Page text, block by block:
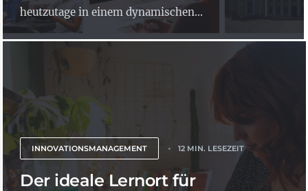
heutzutage in einem dynamischen...
INNOVATIONSMANAGEMENT 12 MIN. LESEZEIT
Der ideale Lernort für